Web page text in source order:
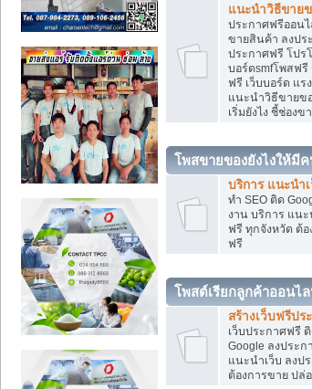
แนะนำวิธีขาย
ประกาศฟรีออน
ขายสินค้า ลงปร
ประกาศฟรี โปร
บอร์ดsmfโพสฟรี
ฟรี เว็บบอร์ด แ
แนะนำวิธีขายข
เริ่มยังไง ชี้ช่อง
โพสขายของยังไงให้มี
บริการ แนะนำ
ทำ SEO ติด
งาน บริการ แนะ
ฟรี ทุกจังหวัด ต้
ฟรี
โพสต์เรียกลูกค้าออนไ
สร้างเว็บฟรีปร
เว็บประกาศฟรี
Google ลงประ
แนะนำเว็บ ลงป
ต้องการขาย ปล่